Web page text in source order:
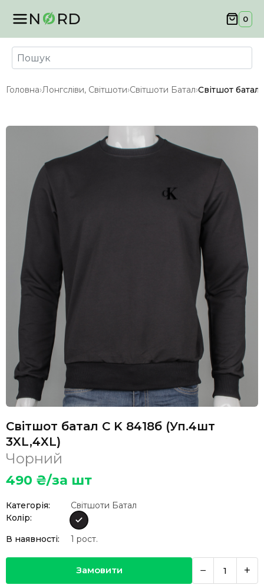
N RD 0
Головна›Лонгсліви, Світшоти›Світшоти Батал›Світшот батал
Світшот батал C K 8418б (Уп.4шт
3XL,4XL)
Чорний
490 ₴/за шт
Категорія:
Світшоти Батал
Колір:
В наявності:
1 рост.
Замовити − +